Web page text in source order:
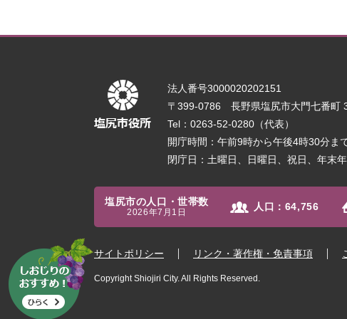
法人番号3000020202151
〒399-0786 長野県塩尻市大門七番町
Tel：0263-52-0280（代表）
開庁時間：午前9時から午後4時30分ま
閉庁日：土曜日、日曜日、祝日、年末
塩尻市の人口・世帯数
2026年7月1日 人口： 64,756
サイトポリシー リンク・著作権・免責事項
Copyright Shiojiri City. All Rights Reserved.
し
お